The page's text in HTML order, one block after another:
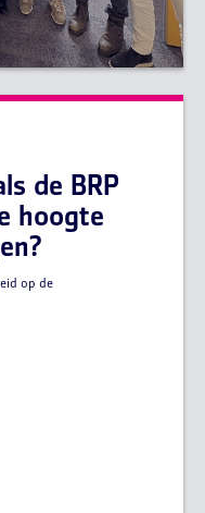
de BRP
hoogte
op de